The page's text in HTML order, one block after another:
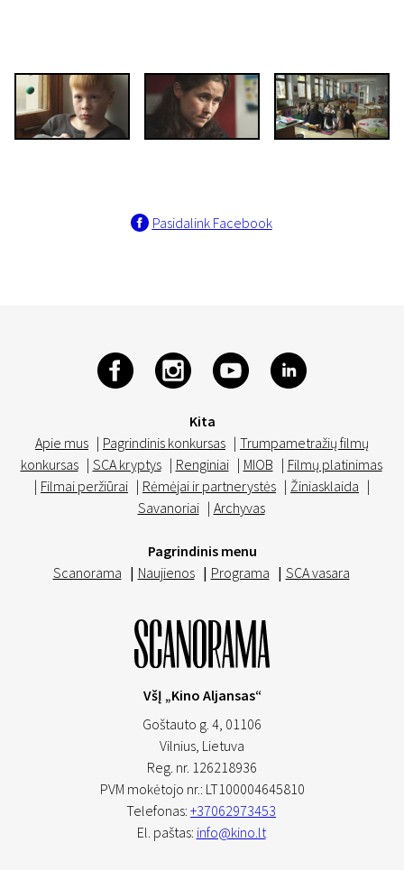
Pasidalink Facebook
Kita
Apie mus | Pagrindinis konkursas | Trumpametražių filmų
konkursas | SCA kryptys | Renginiai | MIOB | Filmų platinimas
| Filmai peržiūrai | Rėmėjai ir partnerystės | Žiniasklaida |
Savanoriai | Archyvas
Pagrindinis menu
Scanorama | Naujienos | Programa | SCA vasara
VšĮ „Kino Aljansas“
Goštauto g. 4, 01106
Vilnius, Lietuva
Reg. nr. 126218936
PVM mokėtojo nr.: LT100004645810
Telefonas: +37062973453
El. paštas: info@kino.lt